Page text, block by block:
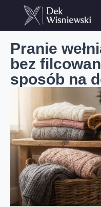
Pranie
bez
sposób na